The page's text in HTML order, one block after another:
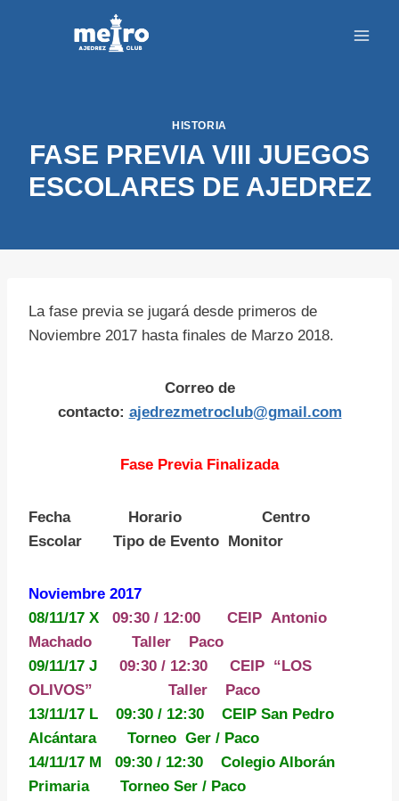
HISTORIA
FASE PREVIA VIII JUEGOS
ESCOLARES DE AJEDREZ
La fase previa se jugará desde primeros de
Noviembre 2017 hasta finales de Marzo 2018.
Correo de
contacto: ajedrezmetroclub@gmail.com
Fase Previa Finalizada
Fecha Horario Centro
Escolar Tipo de Evento Monitor
Noviembre 2017
08/11/17 X 09:30 / 12:00 CEIP Antonio
Machado Taller Paco
09/11/17 J 09:30 / 12:30 CEIP “LOS
OLIVOS” Taller Paco
13/11/17 L 09:30 / 12:30 CEIP San Pedro
Alcántara Torneo Ger / Paco
14/11/17 M 09:30 / 12:30 Colegio Alborán
Primaria Torneo Ser / Paco